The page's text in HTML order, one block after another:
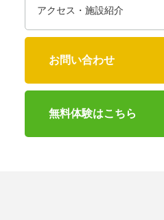
アクセス・施設紹介
お問い合わせ
無料体験はこちら